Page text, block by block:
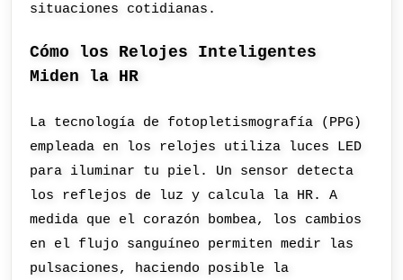
situaciones cotidianas.
Cómo los Relojes Inteligentes
Miden la HR
La tecnología de fotopletismografía (PPG)
empleada en los relojes utiliza luces LED
para iluminar tu piel. Un sensor detecta
los reflejos de luz y calcula la HR. A
medida que el corazón bombea, los cambios
en el flujo sanguíneo permiten medir las
pulsaciones, haciendo posible la